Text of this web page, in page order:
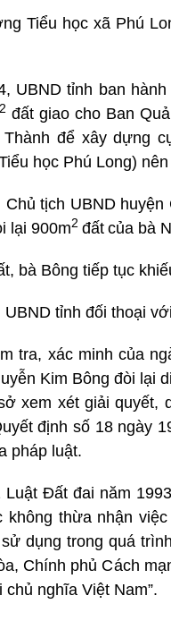
Tiểu học xã Phú
UBND tỉnh ban
2 đất giao cho Ban
để xây dựng
học Phú Long)
Chủ tịch UBND
lại 900m2 đất của bà
bà Bông tiếp tục
UBND tỉnh đối thoại
tra, xác minh của
Kim Bông đòi lại
xem xét giải quyết,
định số 18 ngày
pháp luật.
Luật Đất đai năm
không thừa nhận
dụng trong quá
Chính phủ Cách
chủ nghĩa Việt Nam”.